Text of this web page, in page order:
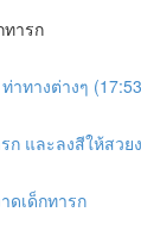
ทารก
าทางต่างๆ
ก และลงสีให้สวย
ดเด็กทารก